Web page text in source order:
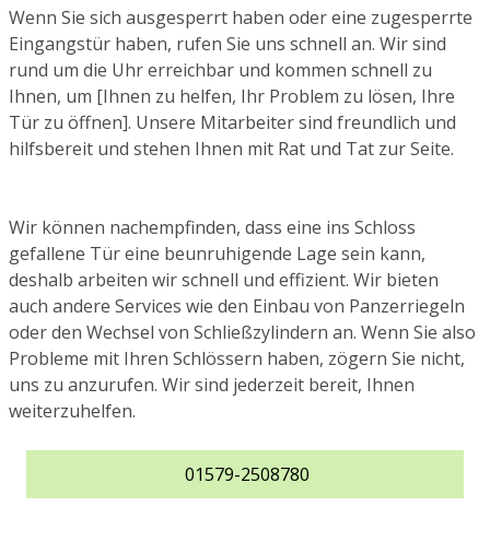
Wenn Sie sich ausgesperrt haben oder eine zugesperrte
Eingangstür haben, rufen Sie uns schnell an. Wir sind
rund um die Uhr erreichbar und kommen schnell zu
Ihnen, um [Ihnen zu helfen, Ihr Problem zu lösen, Ihre
Tür zu öffnen]. Unsere Mitarbeiter sind freundlich und
hilfsbereit und stehen Ihnen mit Rat und Tat zur Seite.
Wir können nachempfinden, dass eine ins Schloss
gefallene Tür eine beunruhigende Lage sein kann,
deshalb arbeiten wir schnell und effizient. Wir bieten
auch andere Services wie den Einbau von Panzerriegeln
oder den Wechsel von Schließzylindern an. Wenn Sie also
Probleme mit Ihren Schlössern haben, zögern Sie nicht,
uns zu anzurufen. Wir sind jederzeit bereit, Ihnen
weiterzuhelfen.
01579-2508780